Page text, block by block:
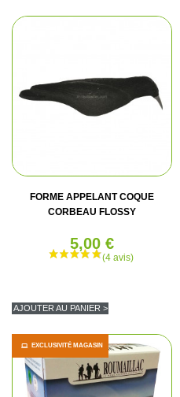
FORME APPELANT COQUE
CORBEAU FLOSSY
5,00 €
AJOUTER AU PANIER >
EXCLUSIVITÉ MAGASIN